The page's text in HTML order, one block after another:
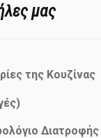
μας
της Κουζίνας
Διατροφής